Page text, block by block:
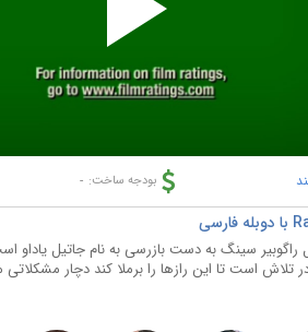
بودجه ساخت: -
راگوبیر سینگ به دست بازرسی به نام جاتیل
تلاش است تا این رازها را برملا کند دچار